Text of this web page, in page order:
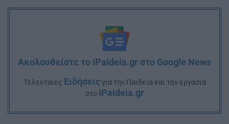
Ακολουθείστε το iPaideia.gr στο Google News
Tελευταίες Ειδήσειςγια την Παιδεία και την εργασία
στο iPaideia.gr